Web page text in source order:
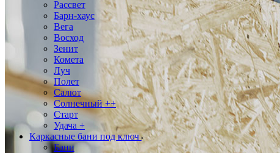
Рассвет
Барн-хаус
Вега
Восход
Зенит
Комета
Луч
Полет
Салют
Солнечный ++
Старт
Удача +
Каркасные бани под ключ
Бани